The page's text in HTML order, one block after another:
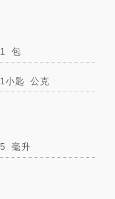
1 包
1小匙 公克
5 毫升